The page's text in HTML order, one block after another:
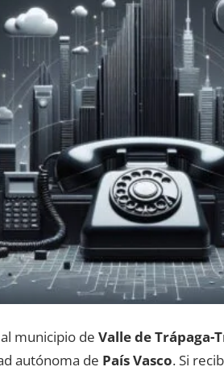
municipio dе Valle dе Trápaga-
autónoma dе País Vasco. Si